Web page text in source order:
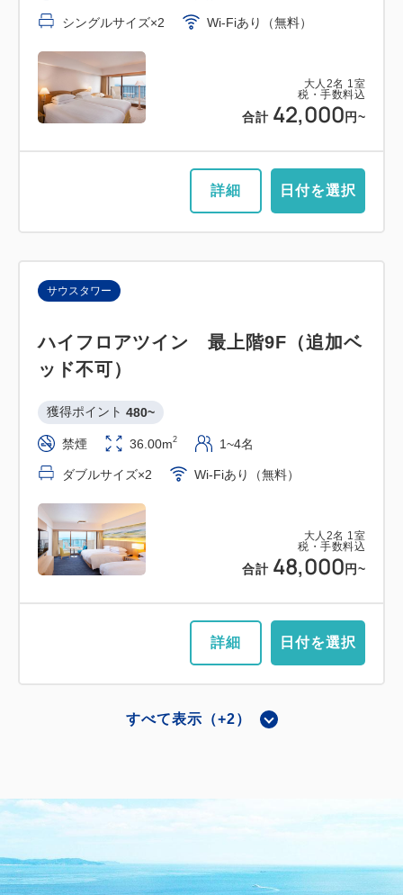
大人 2名 1 室
税・手数料込
合計 42,000 円~
シングルサイズ×2 Wi-Fiあり（無料）
詳細 日付を選択
大人 2名 1 室
税・手数料込
合計 48,000 円~
サウスタワー
ハイフロアツイン 最上階9F（追加ベ
ッド不可）
獲得ポイント 480~
禁煙 36.00m2 1~4名
ダブルサイズ×2 Wi-Fiあり（無料）
詳細 日付を選択
ワー）
獲得ポイント
禁煙 44平米（10畳＋広縁） 1~4名
すべて表示（+2）